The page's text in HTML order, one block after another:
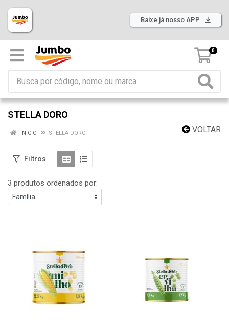
Baixe já nosso APP
0
STELLA DORO
VOLTAR
INÍCIO STELLA DORO
Filtros
3 produtos ordenados por: